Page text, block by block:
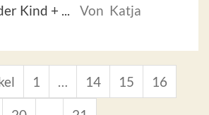
Kind + ...
Von Katja
1 … 14 15 16